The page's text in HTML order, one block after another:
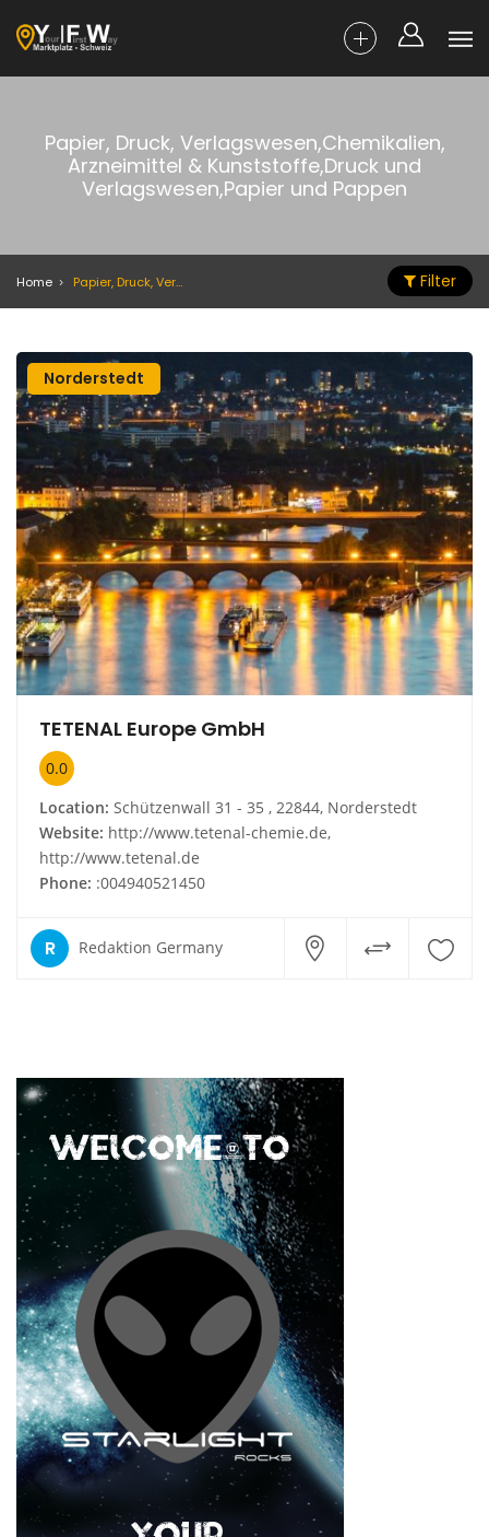
Papier, Druck, Verlagswesen,Chemikalien,
Arzneimittel & Kunststoffe,Druck und
Verlagswesen,Papier und Pappen
Home Papier, Druck, Verlagswesen,Chemikalien, Arzneimittel & Kunststoffe,Druck und Verlagswesen,Papier und Pappen Filter
Norderstedt
TETENAL Europe GmbH
0.0
Location: Schützenwall 31 - 35 , 22844, Norderstedt
Website: http://www.tetenal-chemie.de,
http://www.tetenal.de
Phone: :004940521450
R Redaktion Germany